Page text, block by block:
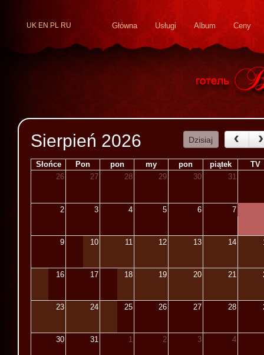
UK EN PL RU Główna Usługi Album Ceny
Sierpień 2026 Dzisiaj
Słońce Pon pon my pon piątek
TV
26
27 28 29 30 31
2 3 4 5 6 7
9 10 11 12 13 14
16 17 18 19 20 21
23 24 25 26 27 28
30 31 1 2 3 4